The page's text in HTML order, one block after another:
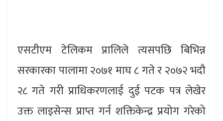
एसटीएम टेलिकम प्रालिले त्यसपछि बिभिन्न
सरकारका पालामा २०७१ माघ ८ गते र २०७२ भदौ
२८ गते गरी प्राधिकरणलाई दुई पटक पत्र लेखेर
उक्त लाइसेन्स प्राप्त गर्न शक्तिकेन्द्र प्रयोग गरेको